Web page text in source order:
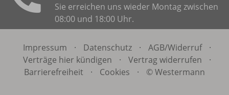
Sie erreichen uns wieder Montag zwischen
08:00 und 18:00 Uhr.
Impressum · Datenschutz · AGB/Widerruf
·
Verträge hier kündigen
· Vertrag widerrufen
·
Barrierefreiheit
· Cookies · © Westermann